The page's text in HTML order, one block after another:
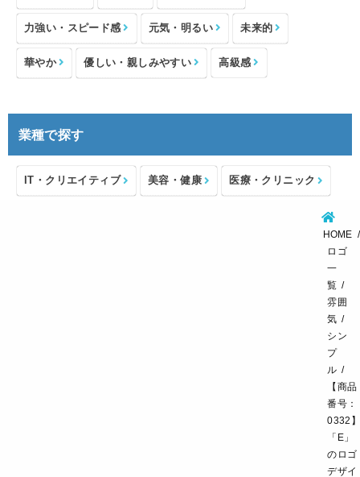
力強い・スピード感 元気・明るい 未来的
華やか 優しい・親しみやすい 高級感
業種で探す
IT・クリエイティブ 美容・健康 医療・クリニック
HOME
ロゴ
一
覧
雰囲
気
シン
プ
ル
【商品
番号：
0332】
「E」
のロゴ
デザイ